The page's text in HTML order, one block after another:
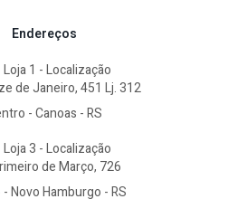
Endereços
Loja 1 - Localização
de Janeiro, 451 Lj. 312
- Canoas - RS
Loja 3 - Localização
de Março, 726
Novo Hamburgo - RS